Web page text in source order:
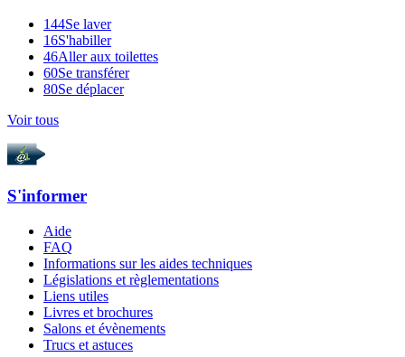
144Se laver
16S'habiller
46Aller aux toilettes
60Se transférer
80Se déplacer
Voir tous
S'informer
Aide
FAQ
Informations sur les aides techniques
Législations et règlementations
Liens utiles
Livres et brochures
Salons et évènements
Trucs et astuces